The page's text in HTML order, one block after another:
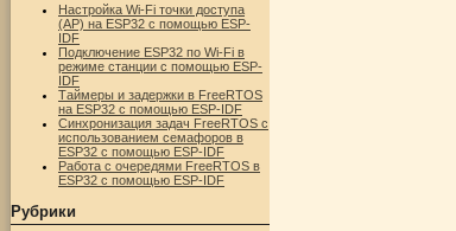
Настройка Wi-Fi точки доступа
(AP) на ESP32 с помощью ESP-
IDF
Подключение ESP32 по Wi-Fi в
режиме станции с помощью ESP-
IDF
Таймеры и задержки в FreeRTOS
на ESP32 с помощью ESP-IDF
Синхронизация задач FreeRTOS с
использованием семафоров в
ESP32 с помощью ESP-IDF
Работа с очередями FreeRTOS в
ESP32 с помощью ESP-IDF
Рубрики